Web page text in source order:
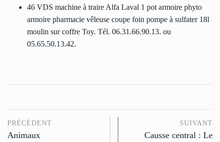
46 VDS machine à traire Alfa Laval 1 pot armoire phyto
armoire pharmacie vêleuse coupe foin pompe à sulfater 18l
moulin sur coffre Toy. Tél. 06.31.66.90.13. ou
05.65.50.13.42.
PRÉCÉDENT
Animaux
SUIVANT
Causse central : Le